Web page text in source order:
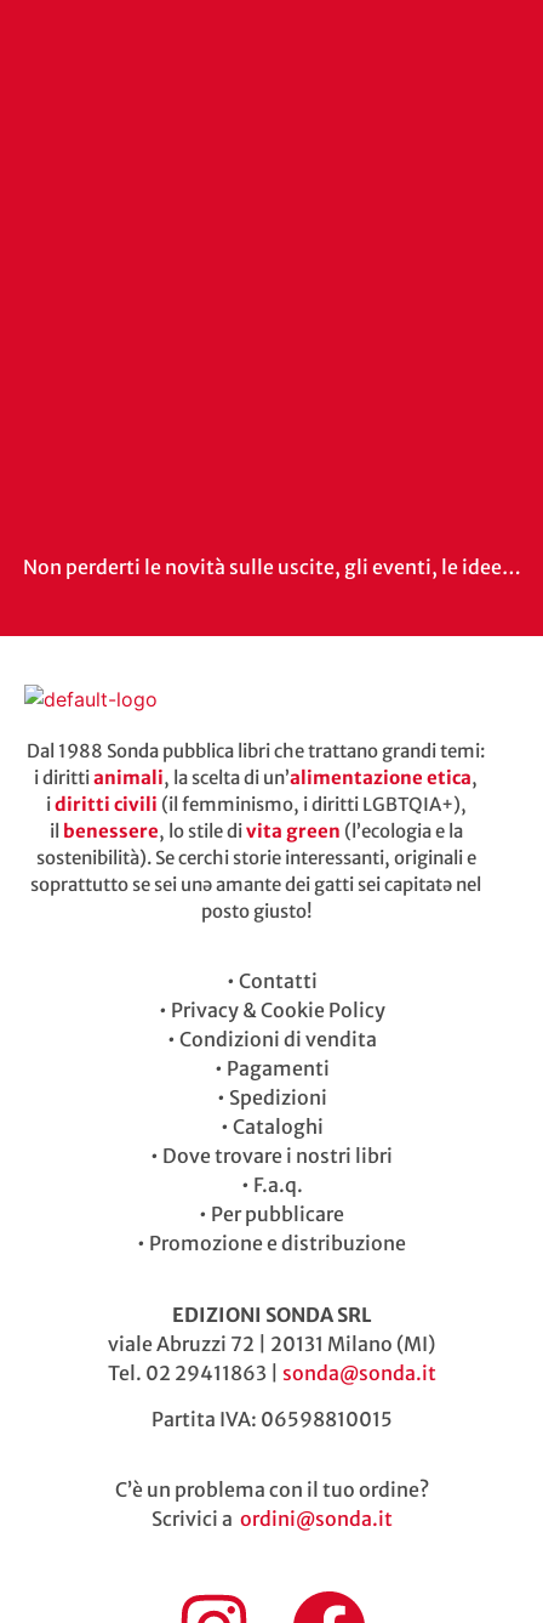
Non perderti le novità sulle uscite, gli eventi, le idee…
Dal 1988 Sonda pubblica libri che trattano grandi temi:
i dirittianimali, la scelta di un’alimentazione etica,
idiritti civili (il femminismo, i diritti LGBTQIA+),
il benessere, lo stile divita green (l’ecologia e la
sostenibilità). Se cerchi storie interessanti, originali e
soprattutto se sei unə amante dei gatti sei capitatə nel
posto giusto!
• Contatti
• Privacy & Cookie Policy
• Condizioni di vendita
• Pagamenti
• Spedizioni
• Cataloghi
• Dove trovare i nostri libri
• F.a.q.
• Per pubblicare
• Promozione e distribuzione
EDIZIONI SONDA SRL
viale Abruzzi 72 | 20131 Milano (MI)
Tel. 02 29411863 | sonda@sonda.it
Partita IVA: 06598810015
C’è un problema con il tuo ordine?
Scrivici a ordini@sonda.it